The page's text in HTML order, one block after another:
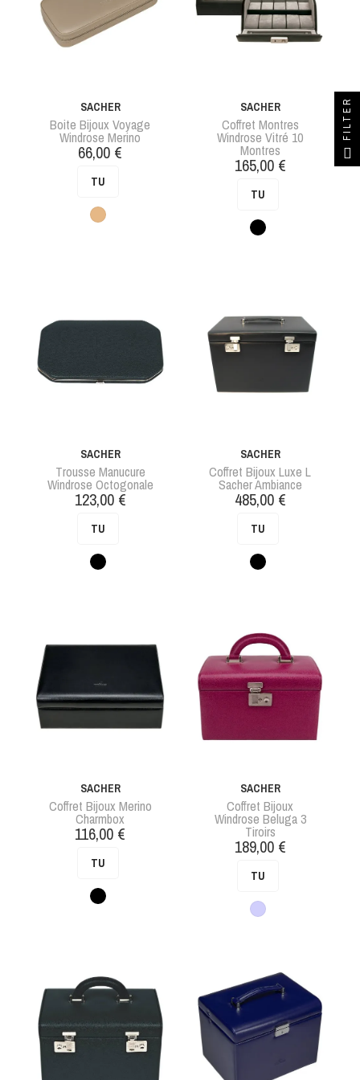
SACHER
Boite Bijoux Voyage
Windrose Merino
Prix
66,00 €
TU
Beige
SACHER
Coffret Montres
Windrose Vitré 10
Montres
Prix
165,00 €
TU
Noir
SACHER
Trousse Manucure
Windrose Octogonale
Prix
123,00 €
TU
Noir
SACHER
Coffret Bijoux Luxe L
Sacher Ambiance
Prix
485,00 €
TU
Noir
SACHER
Coffret Bijoux Merino
Charmbox
Prix
116,00 €
TU
Noir
SACHER
Coffret Bijoux
Windrose Beluga 3
Tiroirs
Prix
189,00 €
TU
Violet
FILTER